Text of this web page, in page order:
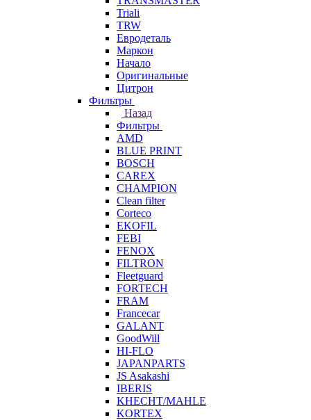
Triali
TRW
Евродеталь
Маркон
Начало
Оригинальные
Цитрон
Фильтры
Назад
Фильтры
AMD
BLUE PRINT
BOSCH
CAREX
CHAMPION
Clean filter
Corteco
EKOFIL
FEBI
FENOX
FILTRON
Fleetguard
FORTECH
FRAM
Francecar
GALANT
GoodWill
HI-FLO
JAPANPARTS
JS Asakashi
IBERIS
KHECHT/MAHLE
KORTEX